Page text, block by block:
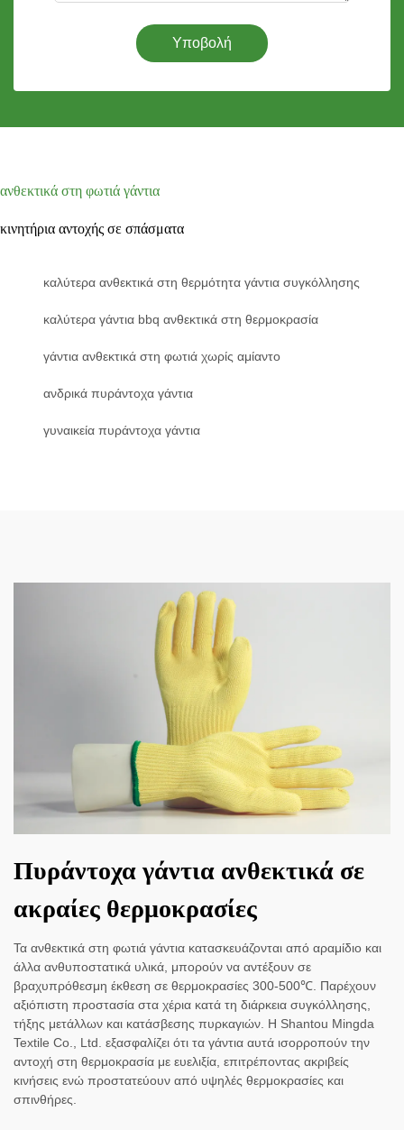
Υποβολή
ανθεκτικά στη φωτιά γάντια
κινητήρια αντοχής σε σπάσματα
καλύτερα ανθεκτικά στη θερμότητα γάντια συγκόλλησης
καλύτερα γάντια bbq ανθεκτικά στη θερμοκρασία
γάντια ανθεκτικά στη φωτιά χωρίς αμίαντο
ανδρικά πυράντοχα γάντια
γυναικεία πυράντοχα γάντια
Πυράντοχα γάντια ανθεκτικά σε
ακραίες θερμοκρασίες
Τα ανθεκτικά στη φωτιά γάντια κατασκευάζονται από αραμίδιο και
άλλα ανθυποστατικά υλικά, μπορούν να αντέξουν σε
βραχυπρόθεσμη έκθεση σε θερμοκρασίες 300-500℃. Παρέχουν
αξιόπιστη προστασία στα χέρια κατά τη διάρκεια συγκόλλησης,
τήξης μετάλλων και κατάσβεσης πυρκαγιών. Η Shantou Mingda
Textile Co., Ltd. εξασφαλίζει ότι τα γάντια αυτά ισορροπούν την
αντοχή στη θερμοκρασία με ευελιξία, επιτρέποντας ακριβείς
κινήσεις ενώ προστατεύουν από υψηλές θερμοκρασίες και
σπινθήρες.